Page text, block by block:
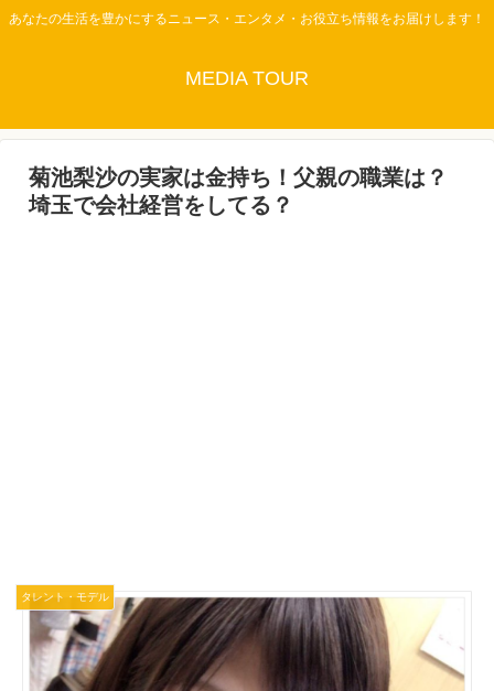
あなたの生活を豊かにするニュース・エンタメ・お役立ち情報をお届けします！
MEDIA TOUR
菊池梨沙の実家は金持ち！父親の職業は？
埼玉で会社経営をしてる？
タレント・モデル